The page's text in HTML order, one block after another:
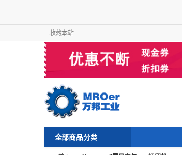
收藏本站
全部商品分类